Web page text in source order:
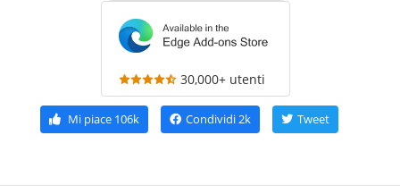
30,000+ utenti
Mi piace 106k Condividi2k Tweet